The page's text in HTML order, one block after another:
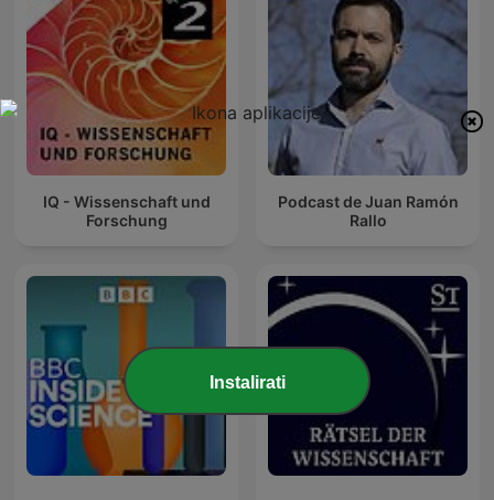
IQ - Wissenschaft und
Forschung
Podcast de Juan Ramón
Rallo
Instalirati